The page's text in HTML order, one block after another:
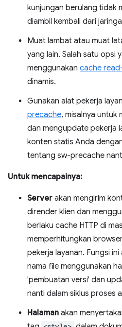
kunjungan berulang tidak
diambil kembali dari
Muat lambat atau muat
yang lain. Salah satu opsi
menggunakan cache
dinamis.
Gunakan alat pekerja
precache, misalnya untuk
dan mengupdate pekerja
konten statis Anda
tentang sw-precache
Untuk mencapainya:
Server akan mengirim
dirender klien dan
berlaku cache HTTP di
memperhitungkan
pekerja layanan. Fungsi
nama file menggunakan
'pembuatan versi' dan
nanti dalam siklus proses
Halaman akan